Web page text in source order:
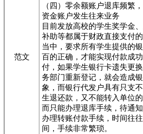
范文
（四）零余额账户退库频繁
资金账户发生往来业务
目前发放高校的学生奖学金
补助等都属于财政直接支付
当中，要求所有学生提供的
百的正确，才能实现付款成
付，如果学生银行卡遗失更
务部门重新登记，就会造成
象，而银行代发户具有只支
生退还款，又不能转入单位
而只能办理退库手续，待通
办理转账付款手续，时间往
间，手续非常繁琐。